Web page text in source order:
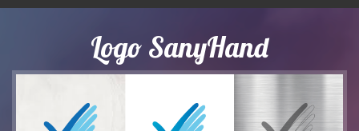
Logo SanyHand